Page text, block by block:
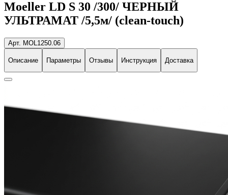
Moeller LD S 30 /300/ ЧЕРНЫЙ
УЛЬТРАМАТ /5,5м/ (clean-touch)
Арт. MOL1250.06
Описание Параметры Отзывы Инструкция Доставка